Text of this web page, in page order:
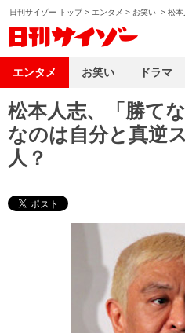
日刊サイゾー トップ> エンタメ > お笑い > 松本
松本人志、「勝て
なのは自分と真逆
人？
エンタメ お笑い ドラマ